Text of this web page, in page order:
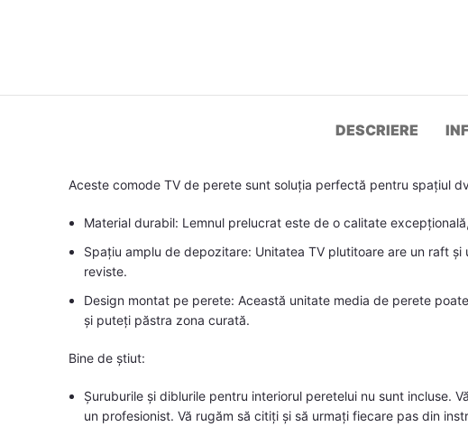
DESCRIERE
Aceste comode TV de perete sunt soluția perfectă pentru spațiul
Material durabil: Lemnul prelucrat este de o calitate
Spațiu amplu de depozitare: Unitatea TV plutitoare are un raft
reviste.
Design montat pe perete: Această unitate media de perete
și puteți păstra zona curată.
Bine de știut:
Șuruburile și diblurile pentru interiorul peretelui nu sunt incluse.
un profesionist. Vă rugăm să citiți și să urmați fiecare pas din